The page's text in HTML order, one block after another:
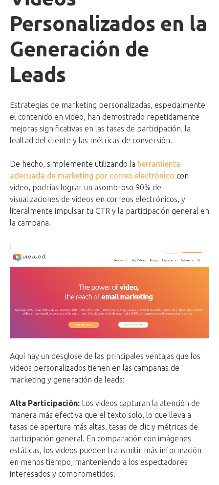
Personalizados en la
Generación de
Leads
Estrategias de marketing personalizadas, especialmente
el contenido en video, han demostrado repetidamente
mejoras significativas en las tasas de participación, la
lealtad del cliente y las métricas de conversión.
De hecho, simplemente utilizando la herramienta
adecuada de marketing por correo electrónico con
video, podrías lograr un asombroso 90% de
visualizaciones de videos en correos electrónicos, y
literalmente impulsar tu CTR y la participación general en
la campaña.
I
Aquí hay un desglose de las principales ventajas que los
videos personalizados tienen en las campañas de
marketing y generación de leads:
Alta Participación: Los videos capturan la atención de
manera más efectiva que el texto solo, lo que lleva a
tasas de apertura más altas, tasas de clic y métricas de
participación general. En comparación con imágenes
estáticas, los videos pueden transmitir más información
en menos tiempo, manteniendo a los espectadores
interesados y comprometidos.